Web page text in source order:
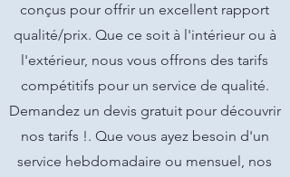
conçus pour offrir un excellent rapport
qualité/prix. Que ce soit à l'intérieur ou à
l'extérieur, nous vous offrons des tarifs
compétitifs pour un service de qualité.
Demandez un devis gratuit pour découvrir
nos tarifs !. Que vous ayez besoin d'un
service hebdomadaire ou mensuel, nos